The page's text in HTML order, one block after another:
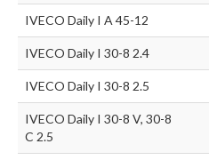
IVECO Daily I A 45-12
IVECO Daily I 30-8 2.4
IVECO Daily I 30-8 2.5
IVECO Daily I 30-8 V, 30-8
C 2.5